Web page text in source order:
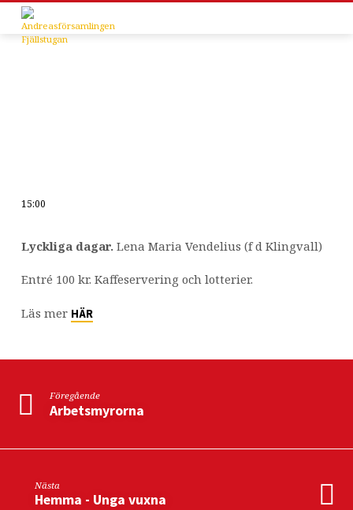
RPG
15:00
Lyckliga dagar.Lena Maria Vendelius (f d Klingvall)
Entré 100 kr. Kaffeservering och lotterier.
Läs mer HÄR
Föregående
Arbetsmyrorna
Nästa
Hemma - Unga vuxna